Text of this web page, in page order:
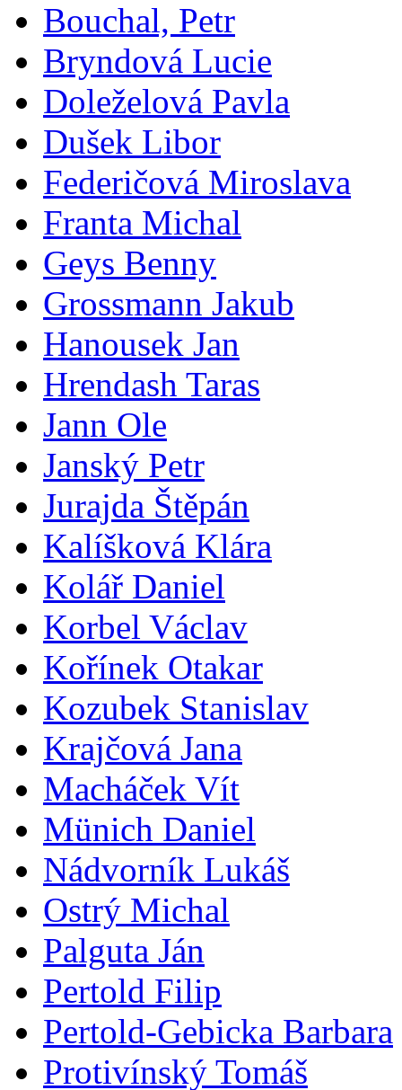
Bouchal, Petr
Bryndová Lucie
Doleželová Pavla
Dušek Libor
Federičová Miroslava
Franta Michal
Geys Benny
Grossmann Jakub
Hanousek Jan
Hrendash Taras
Jann Ole
Janský Petr
Jurajda Štěpán
Kalíšková Klára
Kolář Daniel
Korbel Václav
Kořínek Otakar
Kozubek Stanislav
Krajčová Jana
Macháček Vít
Münich Daniel
Nádvorník Lukáš
Ostrý Michal
Palguta Ján
Pertold Filip
Pertold-Gebicka Barbara
Protivínský Tomáš